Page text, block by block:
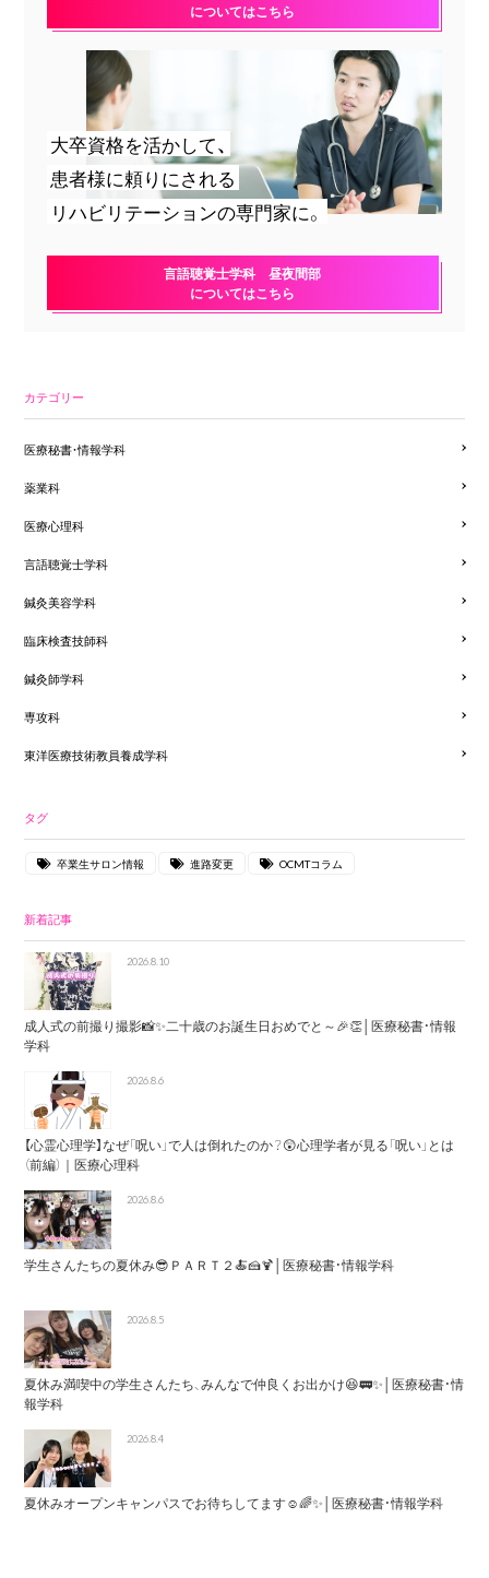
についてはこちら
大卒資格を活かして、
患者様に頼りにされる
リハビリテーションの専門家に。
言語聴覚士学科 昼夜間部
についてはこちら
カテゴリー
医療秘書・情報学科
薬業科
医療心理科
言語聴覚士学科
鍼灸美容学科
臨床検査技師科
鍼灸師学科
専攻科
東洋医療技術教員養成学科
タグ
卒業生サロン情報 進路変更 OCMTコラム
新着記事
2026.8.10
成人式の前撮り撮影📸✨二十歳のお誕生日おめでと～🎉👏│医療秘書・情報
学科
2026.8.6
【心霊心理学】なぜ「呪い」で人は倒れたのか？😲心理学者が見る「呪い」とは
（前編）｜医療心理科
2026.8.6
学生さんたちの夏休み😎ＰＡＲＴ２🍝🍰🍹│医療秘書・情報学科
2026.8.5
夏休み満喫中の学生さんたち、みんなで仲良くお出かけ😆🚃✨│医療秘書・情
報学科
2026.8.4
夏休みオープンキャンパスでお待ちしてます☺️🌈✨│医療秘書・情報学科